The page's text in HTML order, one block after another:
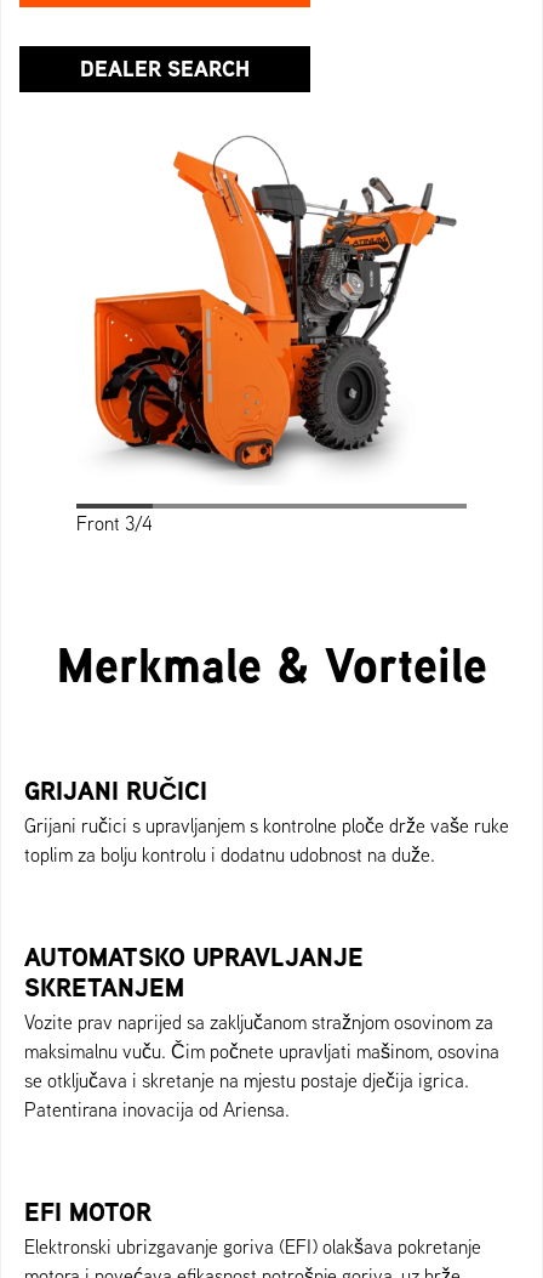
DEALER SEARCH
Front 3/4
Merkmale & Vorteile
GRIJANI RUČICI
Grijani ručici s upravljanjem s kontrolne ploče drže vaše ruke
toplim za bolju kontrolu i dodatnu udobnost na duže.
AUTOMATSKO UPRAVLJANJE
SKRETANJEM
Vozite prav naprijed sa zaključanom stražnjom osovinom za
maksimalnu vuču. Čim počnete upravljati mašinom, osovina
se otključava i skretanje na mjestu postaje dječija igrica.
Patentirana inovacija od Ariensa.
EFI MOTOR
Elektronski ubrizgavanje goriva (EFI) olakšava pokretanje